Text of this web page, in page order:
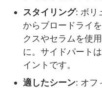
スタイリング: ボリ
からブロードライ
クスやセラムを使
に。サイドパート
イントです。
適したシーン: オフ